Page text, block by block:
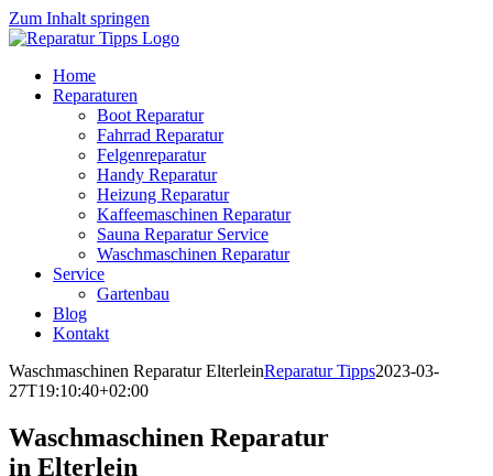
Zum Inhalt springen
Home
Reparaturen
Boot Reparatur
Fahrrad Reparatur
Felgenreparatur
Handy Reparatur
Heizung Reparatur
Kaffeemaschinen Reparatur
Sauna Reparatur Service
Waschmaschinen Reparatur
Service
Gartenbau
Blog
Kontakt
Waschmaschinen Reparatur ElterleinReparatur Tipps2023-03-
27T19:10:40+02:00
Waschmaschinen Reparatur
in Elterlein